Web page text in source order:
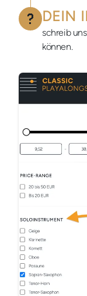
DEIN
schreib
können.